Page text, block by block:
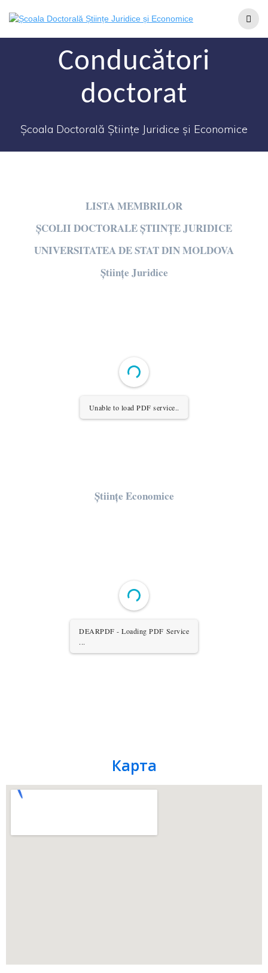
Conducători
doctorat
Școala Doctorală Științe Juridice și Economice
LISTA MEMBRILOR
ȘCOLII DOCTORALE ȘTIINȚE JURIDICE
UNIVERSITATEA DE STAT DIN MOLDOVA
Științe Juridice
Unable to load PDF service..
Științe Economice
DEARPDF - Loading PDF Service
...
Карта